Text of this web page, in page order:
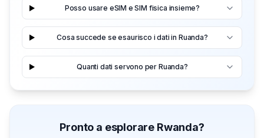
Posso usare eSIM e SIM fisica insieme?
Cosa succede se esaurisco i dati in Ruanda?
Quanti dati servono per Ruanda?
Pronto a esplorare Rwanda?